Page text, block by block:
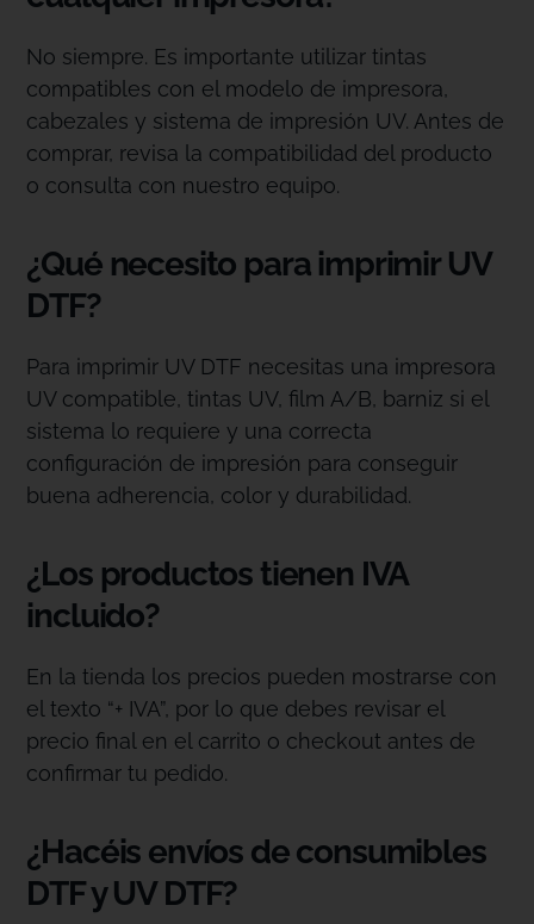
No siempre. Es importante utilizar tintas
compatibles con el modelo de impresora,
cabezales y sistema de impresión UV. Antes de
comprar, revisa la compatibilidad del producto
o consulta con nuestro equipo.
¿Qué necesito para imprimir UV
DTF?
Para imprimir UV DTF necesitas una impresora
UV compatible, tintas UV, film A/B, barniz si el
sistema lo requiere y una correcta
configuración de impresión para conseguir
buena adherencia, color y durabilidad.
¿Los productos tienen IVA
incluido?
En la tienda los precios pueden mostrarse con
el texto “+ IVA”, por lo que debes revisar el
precio final en el carrito o checkout antes de
confirmar tu pedido.
¿Hacéis envíos de consumibles
DTF y UV DTF?